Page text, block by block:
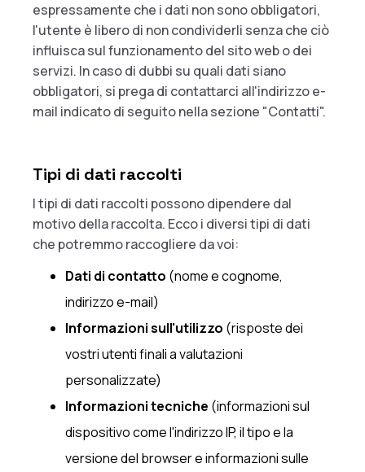
espressamente che i dati non sono obbligatori,
l'utente è libero di non condividerli senza che ciò
influisca sul funzionamento del sito web o dei
servizi. In caso di dubbi su quali dati siano
obbligatori, si prega di contattarci all'indirizzo e-
mail indicato di seguito nella sezione "Contatti".
Tipi di dati raccolti
I tipi di dati raccolti possono dipendere dal
motivo della raccolta. Ecco i diversi tipi di dati
che potremmo raccogliere da voi:
Dati di contatto (nome e cognome,
indirizzo e-mail)
Informazioni sull'utilizzo (risposte dei
vostri utenti finali a valutazioni
personalizzate)
Informazioni tecniche (informazioni sul
dispositivo come l'indirizzo IP, il tipo e la
versione del browser e informazioni sulle